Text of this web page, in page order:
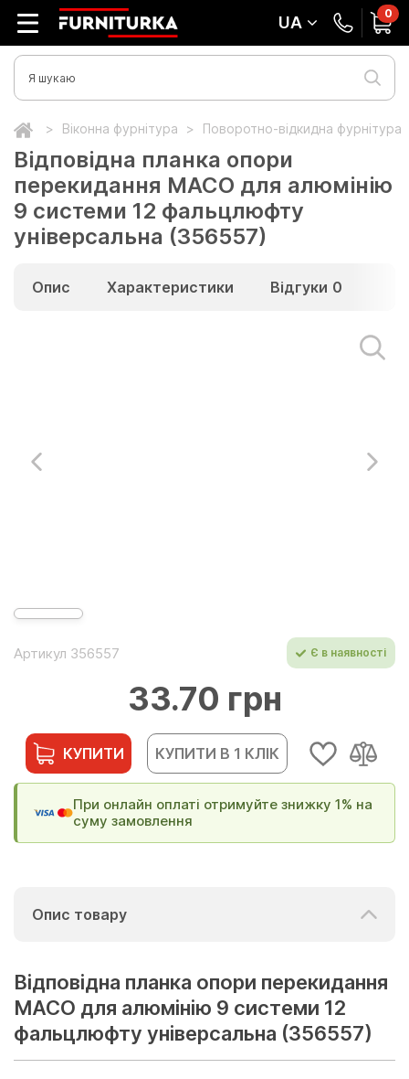
UA 0
Віконна фурнітура Поворотно-відкидна фурнітура
Відповідна планка опори
перекидання МАСО для алюмінію
9 системи 12 фальцлюфту
універсальна (356557)
Опис Характеристики Відгуки 0
Артикул 356557 Є в наявності
33.70 грн
КУПИТИ КУПИТИ В 1 КЛІК
При онлайн оплаті отримуйте знижку 1% на
суму замовлення
Опис товару
Відповідна планка опори перекидання
МАСО для алюмінію 9 системи 12
фальцлюфту універсальна (356557)